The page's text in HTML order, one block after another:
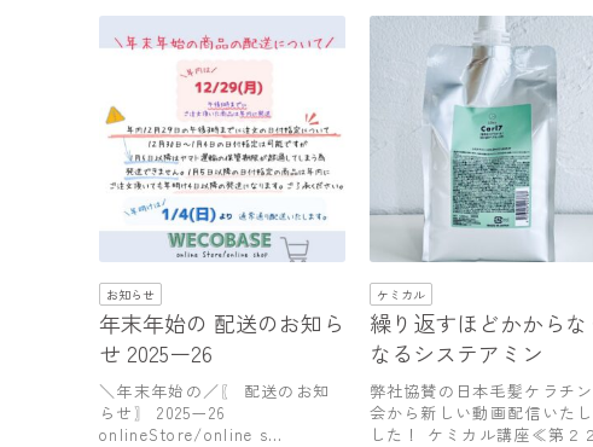
お知らせ
年末年始の 配送のお知ら
せ 2025ー26
＼年末年始の／〖 配送のお知
らせ〗 2025ー26
onlineStore/online s…
ケミカル
繰り返すほどかからな
なるシステアミン
弊社協賛の日本毛髪ケラチ
会から新しい動画配信いたし
した！ ケミカル講座≪第２２